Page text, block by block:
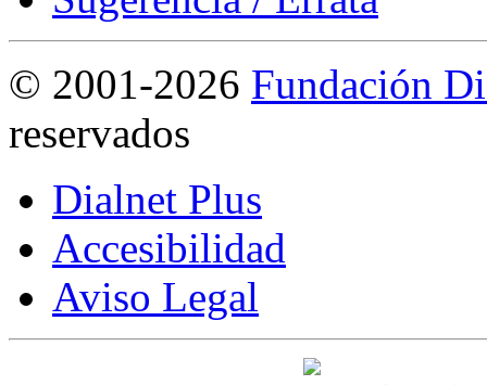
© 2001-2026 Fundación
reservados
Dialnet Plus
Accesibilidad
Aviso Legal